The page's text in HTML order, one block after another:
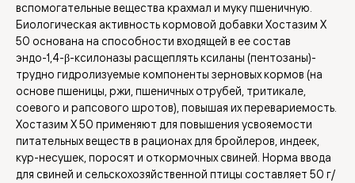
вспомогательные вещества крахмал и муку пшеничную.
Биологическая активность кормовой добавки Хостазим Х
50 основана на способности входящей в ее состав
эндо-1,4-β-ксилоназы расщеплять ксиланы (пентозаны)-
трудно гидролизуемые компоненты зерновых кормов (на
основе пшеницы, ржи, пшеничных отрубей, тритикале,
соевого и рапсового шротов), повышая их перевариемость.
Хостазим Х 50 применяют для повышения усвояемости
питательных веществ в рационах для бройлеров, индеек,
кур-несушек, поросят и откормочных свиней. Норма ввода
для свиней и сельскохозяйственной птицы составляет 50 г/